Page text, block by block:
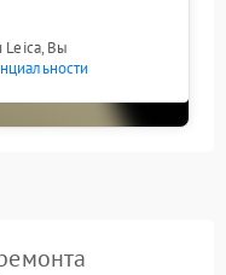
Leica, Вы